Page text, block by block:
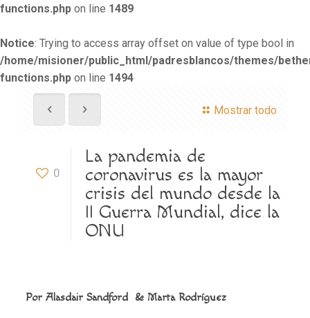
functions.php on line 1489
Notice: Trying to access array offset on value of type bool in
/home/misioner/public_html/padresblancos/themes/
functions.php on line 1494
Mostrar todo
0
La pandemia de
coronavirus es la mayor
crisis del mundo desde la
II Guerra Mundial, dice la
ONU
Por Alasdair Sandford& Marta Rodríguez